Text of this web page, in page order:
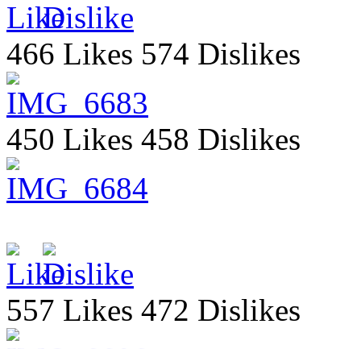
466 Likes 574 Dislikes
450 Likes 458 Dislikes
557 Likes 472 Dislikes